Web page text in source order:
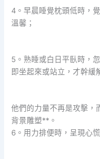
4。早晨睡覺枕頭低時，
溫馨；
5。熟睡或白日平臥時，
即坐起來或站立，才幹緩
他們的力量不再是攻擊，
背景雕塑**。
6。用力排便時，呈現心